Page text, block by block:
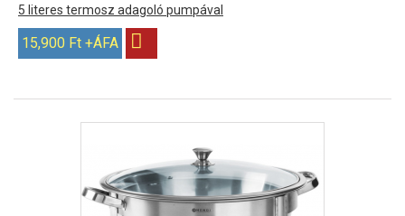
5 literes termosz adagoló pumpával
15,900 Ft +ÁFA